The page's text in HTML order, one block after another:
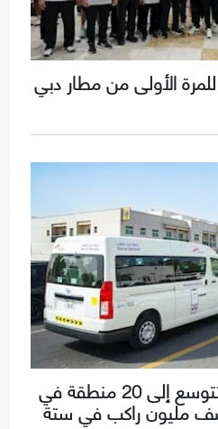
الأولى من مطار دبي
(حافلات تحت الطلب) تتوسع إلى 20 منطقة في
مليون راكب في ستة